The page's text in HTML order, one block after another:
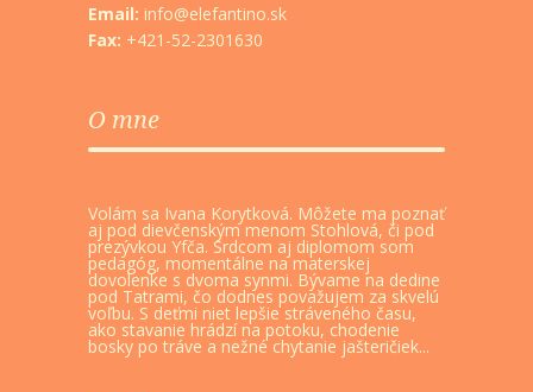
Email: info@elefantino.sk
Fax: +421-52-2301630
O mne
Volám sa Ivana Korytková. Môžete ma poznať
aj pod dievčenským menom Stohlová, či pod
prezývkou Yfča. Srdcom aj diplomom som
pedagóg, momentálne na materskej
dovolenke s dvoma synmi. Bývame na dedine
pod Tatrami, čo dodnes považujem za skvelú
voľbu. S deťmi niet lepšie stráveného času,
ako stavanie hrádzí na potoku, chodenie
bosky po tráve a nežné chytanie jašteričiek...